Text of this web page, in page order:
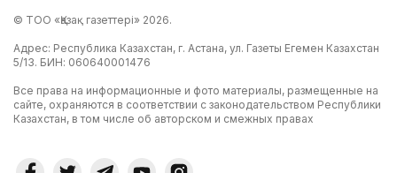
© ТОО «Қазақ газеттері» 2026.
Адрес: Республика Казахстан, г. Астана, ул. Газеты Егемен Казахстан
5/13. БИН: 060640001476
Все права на информационные и фото материалы, размещенные на
сайте, охраняются в соответствии с законодательством Республики
Казахстан, в том числе об авторском и смежных правах